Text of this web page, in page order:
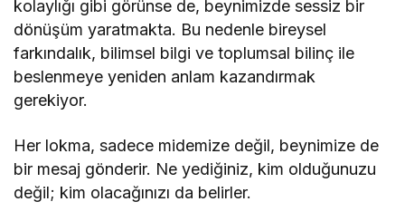
kolaylığı gibi görünse de, beynimizde sessiz bir
dönüşüm yaratmakta. Bu nedenle bireysel
farkındalık, bilimsel bilgi ve toplumsal bilinç ile
beslenmeye yeniden anlam kazandırmak
gerekiyor.
Her lokma, sadece midemize değil, beynimize de
bir mesaj gönderir. Ne yediğiniz, kim olduğunuzu
değil; kim olacağınızı da belirler.